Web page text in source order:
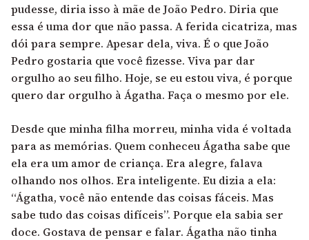
pudesse, diria isso à mãe de João Pedro. Diria que
essa é uma dor que não passa. A ferida cicatriza, mas
dói para sempre. Apesar dela, viva. É o que João
Pedro gostaria que você fizesse. Viva par dar
orgulho ao seu filho. Hoje, se eu estou viva, é porque
quero dar orgulho à Ágatha. Faça o mesmo por ele.
Desde que minha filha morreu, minha vida é voltada
para as memórias. Quem conheceu Ágatha sabe que
ela era um amor de criança. Era alegre, falava
olhando nos olhos. Era inteligente. Eu dizia a ela:
“Ágatha, você não entende das coisas fáceis. Mas
sabe tudo das coisas difíceis”. Porque ela sabia ser
doce. Gostava de pensar e falar. Ágatha não tinha